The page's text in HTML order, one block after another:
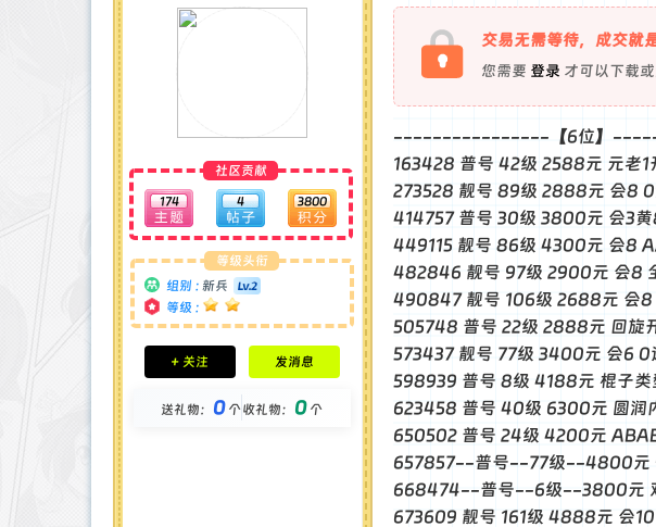
社区贡献
174 4 3800
等级头衔
组别 : 新兵
等级 :
积分成就
钻石 : 0 颗
金币 : 0 枚
+ 关注 发消息
送礼物： 0个收礼物： 0个
交易无需等待，成交就
您需要 登录 才可以下载
----------------【6位】
163428 普号 42级 2588元 元老1
273528 靓号 89级 2888元 会8 0
414757 普号 30级 3800元 会3
449115 靓号 86级 4300元 会8
482846 靓号 97级 2900元 会8
490847 靓号 106级 2688元 会8
505748 普号 22级 2888元 回旋
573437 靓号 77级 3400元 会6 0
598939 普号 8级 4188元 棍子类
623458 普号 40级 6300元 圆润
650502 普号 24级 4200元
657857--普号--77级--4800元
668474--普号--6级--3800元
673609 靓号 161级 4888元 会